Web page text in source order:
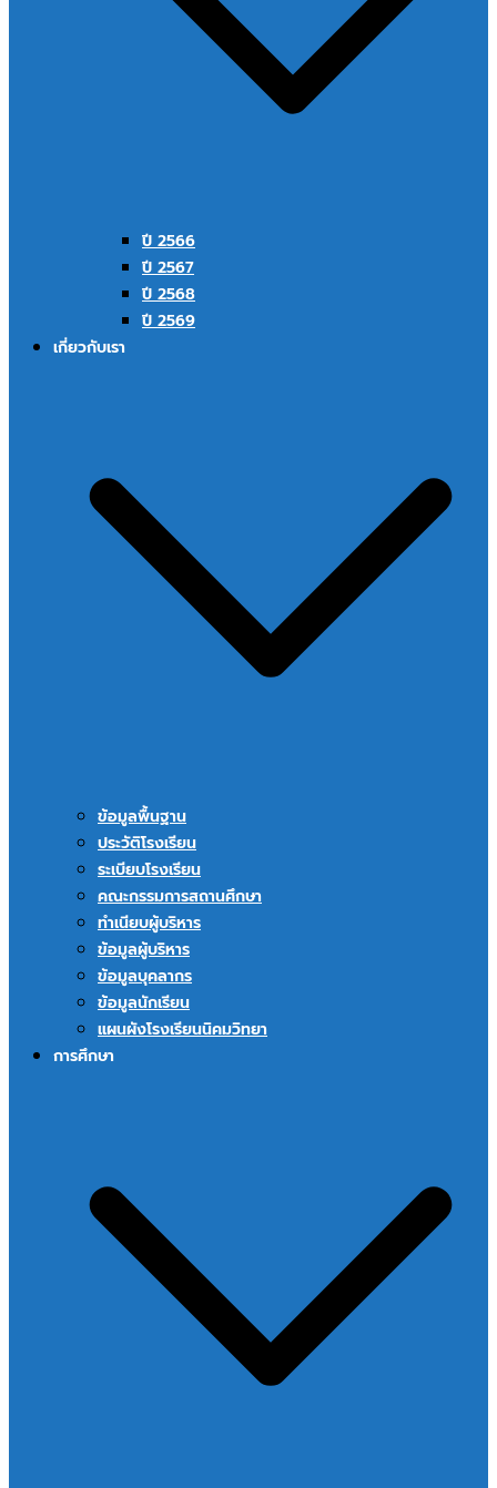
ปี 2566
ปี 2567
ปี 2568
ปี 2569
เกี่ยวกับเรา
ข้อมูลพื้นฐาน
ประวัติโรงเรียน
ระเบียบโรงเรียน
คณะกรรมการสถานศึกษา
ทำเนียบผู้บริหาร
ข้อมูลผู้บริหาร
ข้อมูลบุคลากร
ข้อมูลนักเรียน
แผนผังโรงเรียนนิคมวิทยา
การศึกษา